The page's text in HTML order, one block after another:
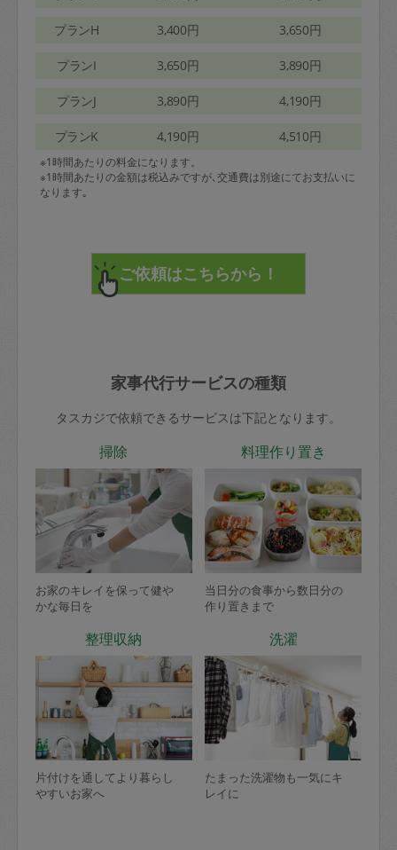
プランH 3,400円 3,650円
プランI 3,650円 3,890円
プランJ 3,890円 4,190円
プランK 4,190円 4,510円
※1時間あたりの料金になります。
※1時間あたりの金額は税込みですが､交通費は別途にてお支払いに
なります｡
家事代行サービスの種類
タスカジで依頼できるサービスは下記となります。
掃除
お家のキレイを保って健や
かな毎日を
料理作り置き
当日分の食事から数日分の
作り置きまで
整理収納
片付けを通してより暮らし
やすいお家へ
洗濯
たまった洗濯物も一気にキ
レイに